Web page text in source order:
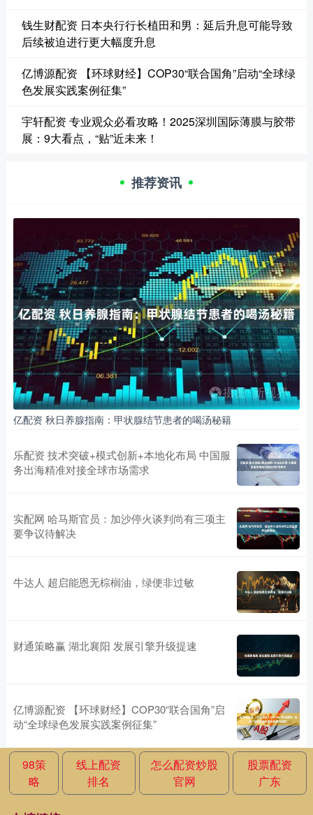
钱生财配资 日本央行行长植田和男：延后升息可能导致
后续被迫进行更大幅度升息
亿博源配资 【环球财经】COP30“联合国角”启动“全球绿
色发展实践案例征集”
宇轩配资 专业观众必看攻略！2025深圳国际薄膜与胶带
展：9大看点，“贴”近未来！
推荐资讯
亿配资 秋日养腺指南：甲状腺结节患者的喝汤秘籍
乐配资 技术突破+模式创新+本地化布局 中国服
务出海精准对接全球市场需求
实配网 哈马斯官员：加沙停火谈判尚有三项主
要争议待解决
牛达人 超启能恩无棕榈油，绿便非过敏
财通策略赢 湖北襄阳 发展引擎升级提速
亿博源配资 【环球财经】COP30“联合国角”启
动“全球绿色发展实践案例征集”
98策
略
线上配资
排名
怎么配资炒股
官网
股票配资
广东